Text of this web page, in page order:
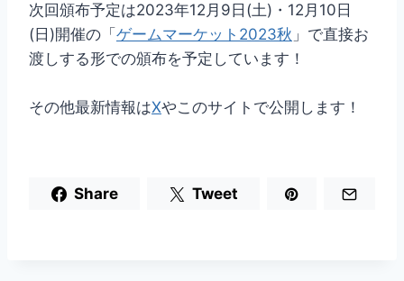
次回頒布予定は2023年12月9日(土)・12月10日
(日)開催の「 ゲームマーケット2023秋 」で直接お
渡しする形での頒布を予定しています！
その他最新情報はXやこのサイトで公開します！
Share Tweet